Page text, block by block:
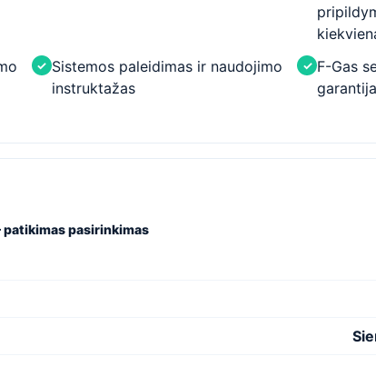
✓ Sistemos paleidimas ir naudojimo
instruktažas
✓ F-Gas
patikimas pasirinkimas